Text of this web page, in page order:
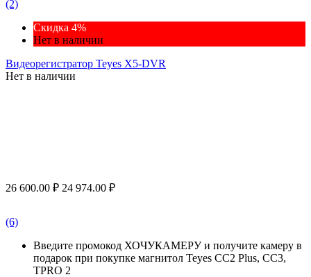
(2)
Скидка 4%
Нет в наличии
Видеорегистратор Teyes X5-DVR
Нет в наличии
26 600.00 ₽ 24 974.00 ₽
(6)
Введите промокод ХОЧУКАМЕРУ и получите камеру в
подарок при покупке магнитол Teyes CC2 Plus, CC3,
TPRO 2